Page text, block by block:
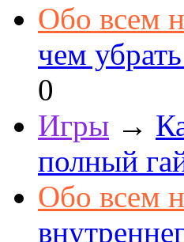
Обо всем
чем
0
Игры →
полный
Обо всем